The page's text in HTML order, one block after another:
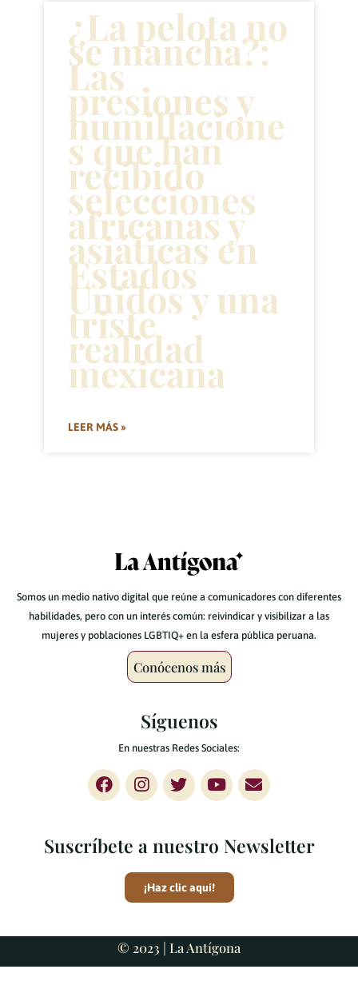
¿La pelota no
se mancha?:
Las
presiones y
humillacione
s que han
recibido
selecciones
africanas y
asiáticas en
Estados
Unidos y una
triste
realidad
mexicana
LEER MÁS »
Somos un medio nativo digital que reúne a comunicadores con diferentes
habilidades, pero con un interés común: reivindicar y visibilizar a las
mujeres y poblaciones LGBTIQ+ en la esfera pública peruana.
Conócenos más
Síguenos
En nuestras Redes Sociales:
Suscríbete a nuestro Newsletter
¡Haz clic aquí!
© 2023 | La Antígona